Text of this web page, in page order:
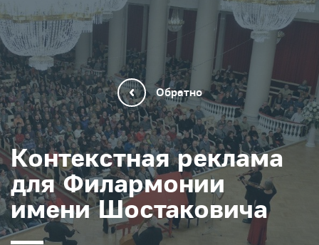
Обратно
Контекстная реклама
для Филармонии
имени Шостаковича